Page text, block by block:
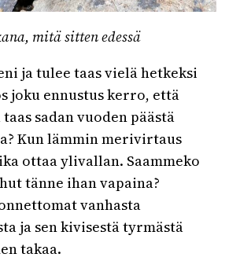
mitä sitten edessä
ja tulee taas vielä hetkeksi
joku ennustus kerro, että
sadan vuoden päästä
Kun lämmin merivirtaus
ottaa ylivallan. Saammeko
tänne ihan vapaina?
vanhasta
ja sen kivisestä tyrmästä
takaa.